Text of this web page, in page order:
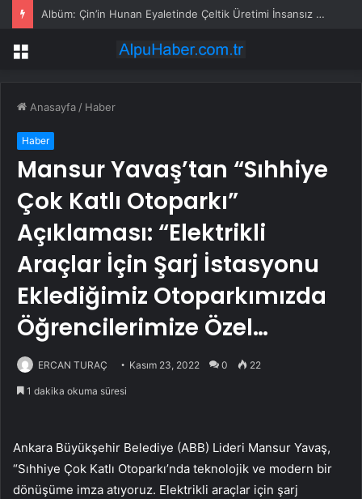
Albüm: Çin’in Hunan Eyaletinde Çeltik Üretimi İnsansız Makinelerle Gerçekleştiriliyor
Menü
Anasayfa / Haber
Haber
Mansur Yavaş’tan “Sıhhiye
Çok Katlı Otoparkı”
Açıklaması: “Elektrikli
Araçlar İçin Şarj İstasyonu
Eklediğimiz Otoparkımızda
Öğrencilerimize Özel…
ERCAN TURAÇ Kasım 23, 2022 0 22
1 dakika okuma süresi
Ankara Büyükşehir Belediye (ABB) Lideri Mansur Yavaş,
“Sıhhiye Çok Katlı Otoparkı’nda teknolojik ve modern bir
dönüşüme imza atıyoruz. Elektrikli araçlar için şarj